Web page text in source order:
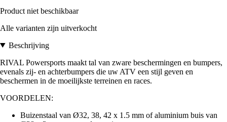
Product niet beschikbaar
Alle varianten zijn uitverkocht
Beschrijving
RIVAL Powersports maakt tal van zware beschermingen en bumpers,
evenals zij- en achterbumpers die uw ATV een stijl geven en
beschermen in de moeilijkste terreinen en races.
VOORDELEN:
Buizenstaal van Ø32, 38, 42 x 1.5 mm of aluminium buis van